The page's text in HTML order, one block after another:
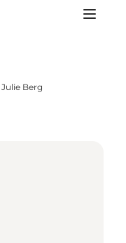
Julie Berg